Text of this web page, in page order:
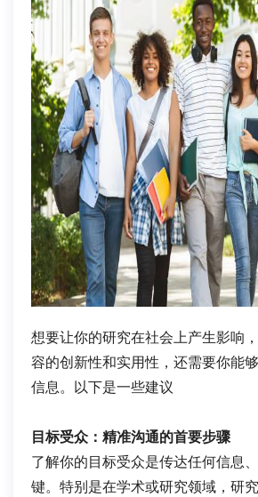
想要让你的研究在社会上产生影响
容的创新性和实用性，还需要你能
信息。以下是一些建议
目标受众：精准沟通的首要步骤
了解你的目标受众是传达任何信息
键。特别是在学术或研究领域，研